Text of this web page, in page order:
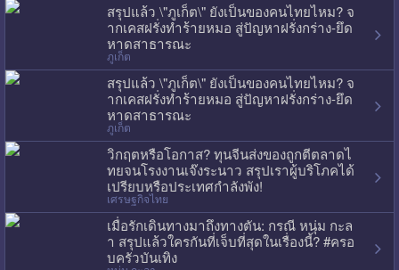
สรุปแล้ว \"ภูเก็ต\" ยังเป็นของคนไทยไหม? จ
ากเคสฝรั่งทำร้ายหมอ สู่ปัญหาฝรั่งกร่าง-ยึด
หาดสาธารณะ
ภูเก็ต
สรุปแล้ว \"ภูเก็ต\" ยังเป็นของคนไทยไหม? จ
ากเคสฝรั่งทำร้ายหมอ สู่ปัญหาฝรั่งกร่าง-ยึด
หาดสาธารณะ
ภูเก็ต
วิกฤตหรือโอกาส? ทุนจีนส่งของถูกตีตลาดไ
ทยจนโรงงานเจ๊งระนาว สรุปเราผู้บริโภคได้
เปรียบหรือประเทศกำลังพัง!
เศรษฐกิจไทย
เมื่อรักเดินทางมาถึงทางตัน: กรณี หนุ่ม กะล
า สรุปแล้วใครกันที่เจ็บที่สุดในเรื่องนี้? #ครอ
บครัวบันเทิง